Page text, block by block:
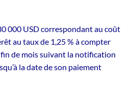
000 USD correspondant au coût
au taux de 1,25 % à compter
de mois suivant la notification
la date de son paiement